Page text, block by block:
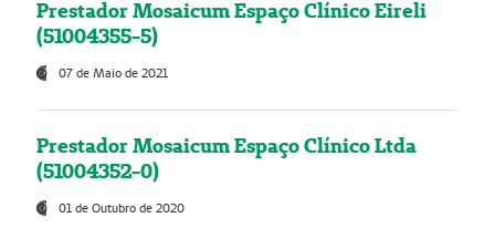
Prestador Mosaicum Espaço Clínico Eireli
(51004355-5)
07 de Maio de 2021
Prestador Mosaicum Espaço Clínico Ltda
(51004352-0)
01 de Outubro de 2020